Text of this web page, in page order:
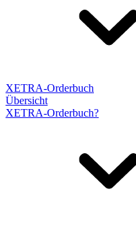
XETRA-Orderbuch
Übersicht
XETRA-Orderbuch?